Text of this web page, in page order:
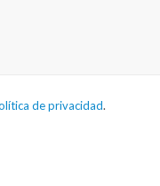
de privacidad.